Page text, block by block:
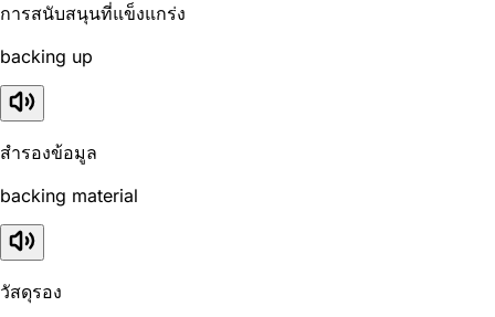
การสนับสนุนที่แข็งแกร่ง
backing up
สำรองข้อมูล
backing material
วัสดุรอง